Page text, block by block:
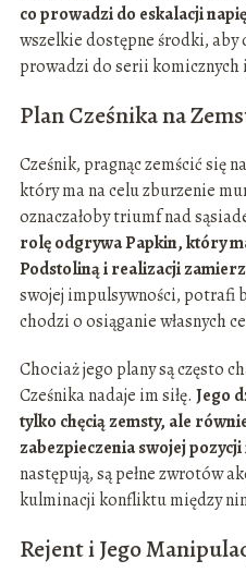
co prowadzi do eskalacji
wszelkie dostępne środki, aby
prowadzi do serii komicznych
Plan Cześnika na
Cześnik, pragnąc zemścić się
który ma na celu zburzenie
oznaczałoby triumf nad
rolę odgrywa Papkin, który
Podstoliną i realizacji
swojej impulsywności, potrafi
chodzi o osiąganie własnych
Chociaż jego plany są często
Cześnika nadaje im siłę. Jego
tylko chęcią zemsty, ale
zabezpieczenia swojej pozycji
następują, są pełne zwrotów
kulminacji konfliktu między
Rejent i Jego